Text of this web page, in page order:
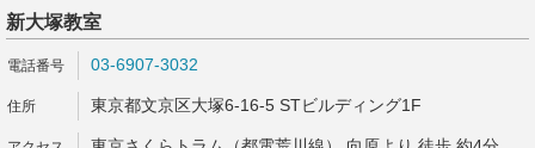
新大塚教室
03-6907-3032
東京都文京区大塚6-16-5 STビルディング1F